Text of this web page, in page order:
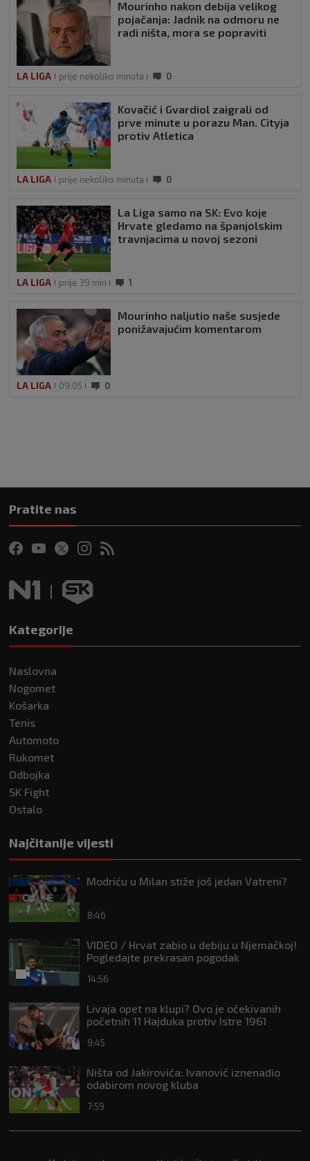
Mourinho nakon debija velikog
pojačanja: Jadnik na odmoru ne
radi ništa, mora se popraviti
LA LIGA prije nekoliko minuta 0
Kovačić i Gvardiol zaigrali od
prve minute u porazu Man. Cityja
protiv Atletica
LA LIGA prije nekoliko minuta 0
La Liga samo na SK: Evo koje
Hrvate gledamo na španjolskim
travnjacima u novoj sezoni
LA LIGA prije 39 min 1
Mourinho naljutio naše susjede
ponižavajućim komentarom
LA LIGA 09:05 0
Pratite nas
Kategorije
Naslovna
Nogomet
Košarka
Tenis
Automoto
Rukomet
Odbojka
SK Fight
Ostalo
Najčitanije vijesti
Modriću u Milan stiže još jedan Vatreni?
8:46
VIDEO / Hrvat zabio u debiju u Njemačkoj!
Pogledajte prekrasan pogodak
14:56
Livaja opet na klupi? Ovo je očekivanih
početnih 11 Hajduka protiv Istre 1961
9:45
Ništa od Jakirovića: Ivanović iznenadio
odabirom novog kluba
7:59